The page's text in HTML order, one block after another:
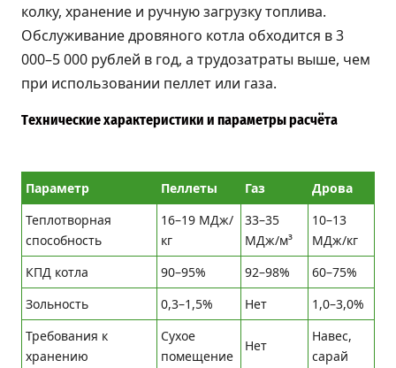
колку, хранение и ручную загрузку топлива.
Обслуживание дровяного котла обходится в 3
000–5 000 рублей в год, а трудозатраты выше, чем
при использовании пеллет или газа.
Технические характеристики и параметры расчёта
Параметр Пеллеты Газ
Дрова
Теплотворная
способность
16–19 МДж/
кг
33–35
МДж/м³
10–13
МДж/кг
КПД котла
90–95% 92–98%
60–75%
Зольность
0,3–1,5% Нет
1,0–3,0%
Требования к
хранению
Сухое
помещение
Нет
Навес,
сарай